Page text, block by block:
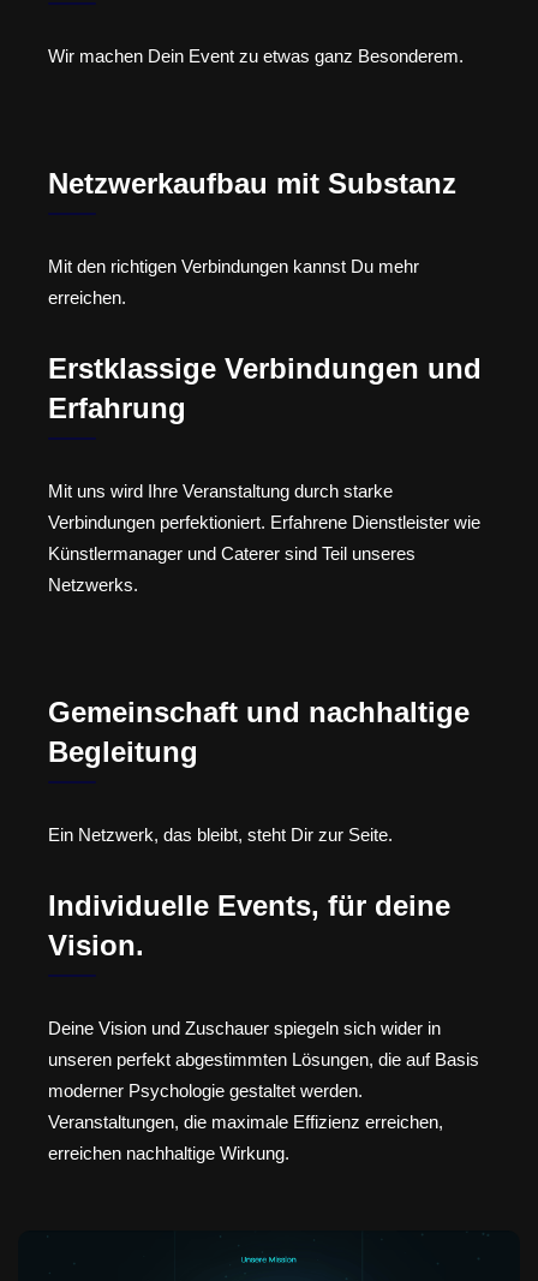
Wir machen Dein Event zu etwas ganz Besonderem.
Netzwerkaufbau mit Substanz
Mit den richtigen Verbindungen kannst Du mehr
erreichen.
Erstklassige Verbindungen und
Erfahrung
Mit uns wird Ihre Veranstaltung durch starke
Verbindungen perfektioniert. Erfahrene Dienstleister wie
Künstlermanager und Caterer sind Teil unseres
Netzwerks.
Gemeinschaft und nachhaltige
Begleitung
Ein Netzwerk, das bleibt, steht Dir zur Seite.
Individuelle Events, für deine
Vision.
Deine Vision und Zuschauer spiegeln sich wider in
unseren perfekt abgestimmten Lösungen, die auf Basis
moderner Psychologie gestaltet werden.
Veranstaltungen, die maximale Effizienz erreichen,
erreichen nachhaltige Wirkung.